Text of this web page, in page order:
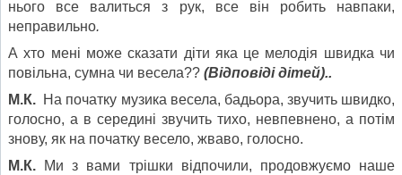
нього все валиться з рук, все він робить навпаки,
неправильно.
А хто мені може сказати діти яка це мелодія швидка чи
повільна, сумна чи весела?? (Відповіді дітей)..
М.К. На початку музика весела, бадьора, звучить швидко,
голосно, а в середині звучить тихо, невпевнено, а потім
знову, як на початку весело, жваво, голосно.
М.К. Ми з вами трішки відпочили, продовжуємо наше